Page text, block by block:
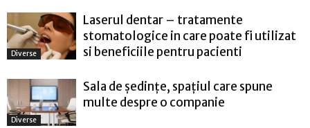
Diverse
Laserul dentar – tratamente
stomatologice in care poate fi utilizat
si beneficiile pentru pacienti
Diverse
Sala de ședințe, spațiul care spune
multe despre o companie